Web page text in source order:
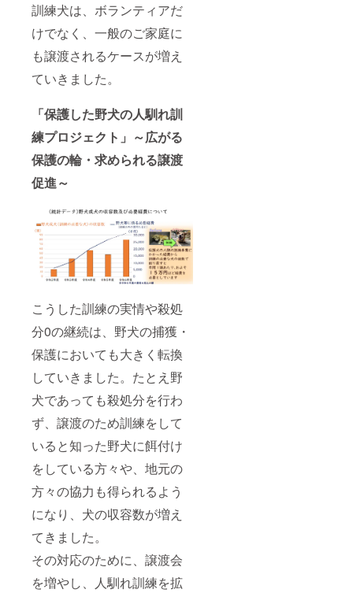
訓練犬は、ボランティアだ
けでなく、一般のご家庭に
も譲渡されるケースが増え
ていきました。
「保護した野犬の人馴れ訓
練プロジェクト」～広がる
保護の輪・求められる譲渡
促進～
こうした訓練の実情や殺処
分0の継続は、野犬の捕獲・
保護においても大きく転換
していきました。たとえ野
犬であっても殺処分を行わ
ず、譲渡のため訓練をして
いると知った野犬に餌付け
をしている方々や、地元の
方々の協力も得られるよう
になり、犬の収容数が増え
てきました。
その対応のために、譲渡会
を増やし、人馴れ訓練を拡